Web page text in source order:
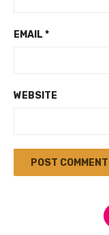
EMAIL *
WEBSITE